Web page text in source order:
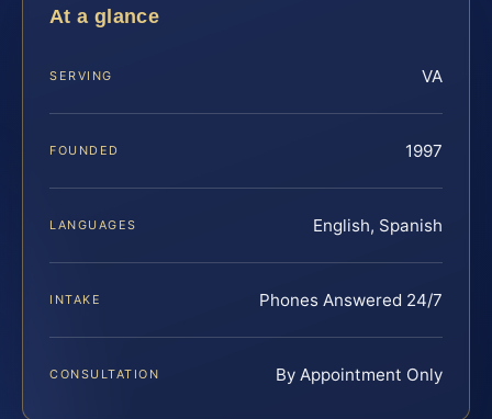
At a glance
SERVING VA
FOUNDED 1997
LANGUAGES English, Spanish
INTAKE Phones Answered 24/7
CONSULTATION By Appointment Only